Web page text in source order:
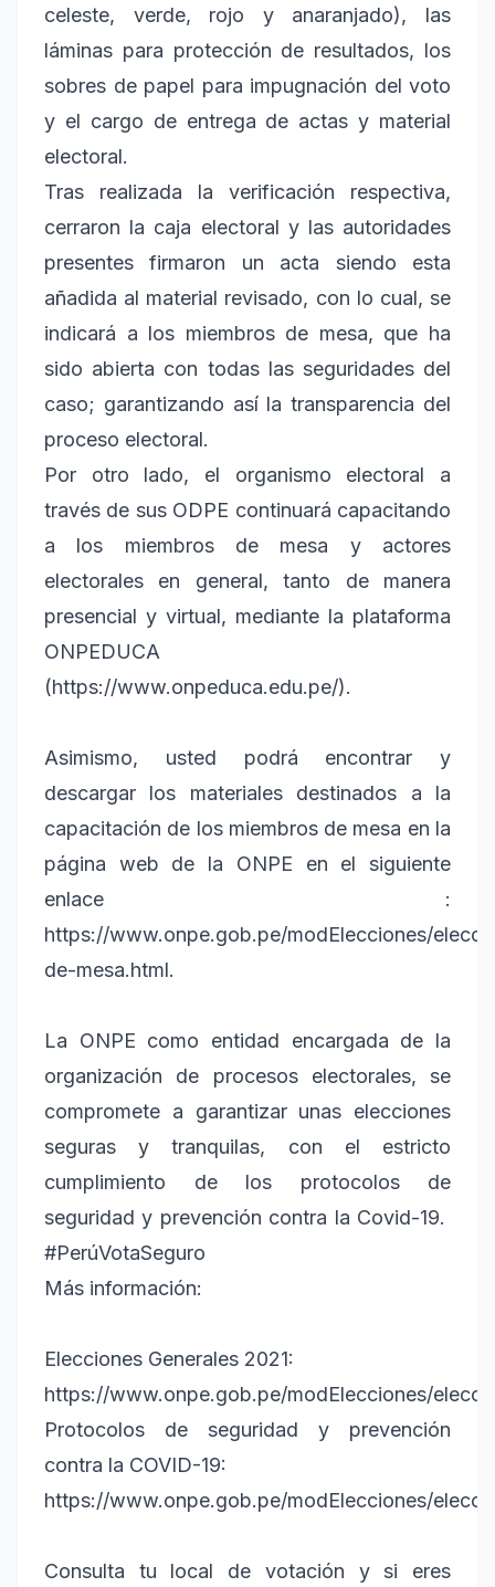
celeste, verde, rojo y anaranjado), las
láminas para protección de resultados, los
sobres de papel para impugnación del voto
y el cargo de entrega de actas y material
electoral.
Tras realizada la verificación respectiva,
cerraron la caja electoral y las autoridades
presentes firmaron un acta siendo esta
añadida al material revisado, con lo cual, se
indicará a los miembros de mesa, que ha
sido abierta con todas las seguridades del
caso; garantizando así la transparencia del
proceso electoral.
Por otro lado, el organismo electoral a
través de sus ODPE continuará capacitando
a los miembros de mesa y actores
electorales en general, tanto de manera
presencial y virtual, mediante la plataforma
ONPEDUCA
(https://www.onpeduca.edu.pe/).
Asimismo, usted podrá encontrar y
descargar los materiales destinados a la
capacitación de los miembros de mesa en la
página web de la ONPE en el siguiente
enlace :
https://www.onpe.gob.pe/modElecciones/
de-mesa.html.
La ONPE como entidad encargada de la
organización de procesos electorales, se
compromete a garantizar unas elecciones
seguras y tranquilas, con el estricto
cumplimiento de los protocolos de
seguridad y prevención contra la Covid-19.
#PerúVotaSeguro
Más información:
Elecciones Generales 2021:
https://www.onpe.gob.pe/modElecciones/
Protocolos de seguridad y prevención
contra la COVID-19:
https://www.onpe.gob.pe/modElecciones/
Consulta tu local de votación y si eres